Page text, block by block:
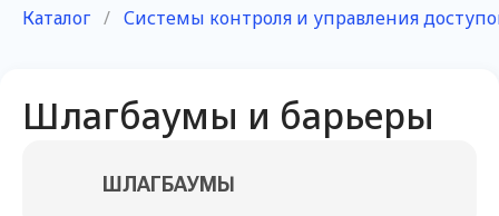
Каталог / Системы контроля и управления
Шлагбаумы и барьеры
ШЛАГБАУМЫ